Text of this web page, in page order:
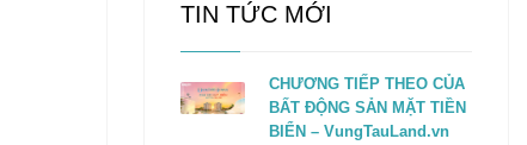
TIN TỨC MỚI
CHƯƠNG TIẾP THEO CỦA
BẤT ĐỘNG SẢN MẶT TIỀN
BIỂN – VungTauLand.vn